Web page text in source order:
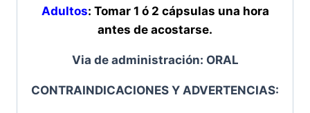
Adultos: Tomar 1 ó 2 cápsulas una hora
antes de acostarse.
Via de administración: ORAL
CONTRAINDICACIONES Y ADVERTENCIAS: